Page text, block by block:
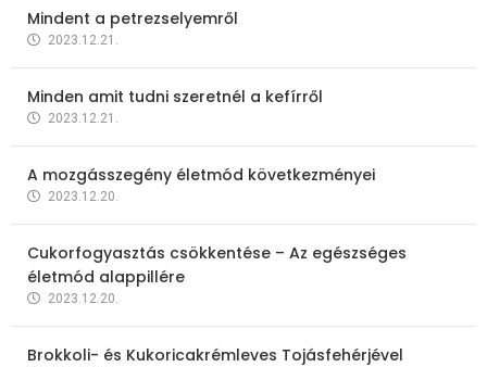
Mindent a petrezselyemről
2023.12.21.
Minden amit tudni szeretnél a kefírről
2023.12.21.
A mozgásszegény életmód következményei
2023.12.20.
Cukorfogyasztás csökkentése – Az egészséges
életmód alappillére
2023.12.20.
Brokkoli- és Kukoricakrémleves Tojásfehérjével